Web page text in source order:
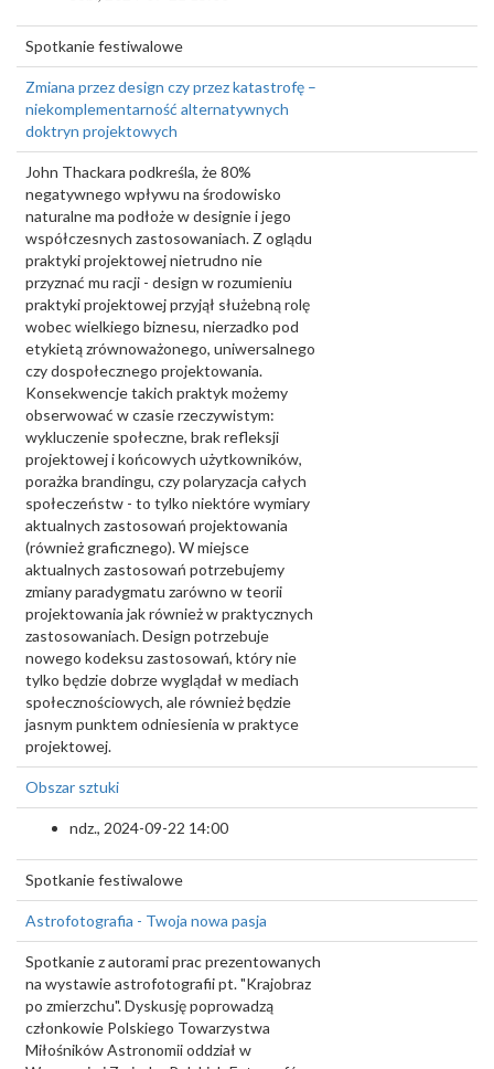
Spotkanie festiwalowe
Zmiana przez design czy przez katastrofę –
niekomplementarność alternatywnych
doktryn projektowych
John Thackara podkreśla, że 80%
negatywnego wpływu na środowisko
naturalne ma podłoże w designie i jego
współczesnych zastosowaniach. Z oglądu
praktyki projektowej nietrudno nie
przyznać mu racji - design w rozumieniu
praktyki projektowej przyjął służebną rolę
wobec wielkiego biznesu, nierzadko pod
etykietą zrównoważonego, uniwersalnego
czy dospołecznego projektowania.
Konsekwencje takich praktyk możemy
obserwować w czasie rzeczywistym:
wykluczenie społeczne, brak refleksji
projektowej i końcowych użytkowników,
porażka brandingu, czy polaryzacja całych
społeczeństw - to tylko niektóre wymiary
aktualnych zastosowań projektowania
(również graficznego). W miejsce
aktualnych zastosowań potrzebujemy
zmiany paradygmatu zarówno w teorii
projektowania jak również w praktycznych
zastosowaniach. Design potrzebuje
nowego kodeksu zastosowań, który nie
tylko będzie dobrze wyglądał w mediach
społecznościowych, ale również będzie
jasnym punktem odniesienia w praktyce
projektowej.
Obszar sztuki
ndz., 2024-09-22 14:00
Spotkanie festiwalowe
Astrofotografia - Twoja nowa pasja
Spotkanie z autorami prac prezentowanych
na wystawie astrofotografii pt. "Krajobraz
po zmierzchu". Dyskusję poprowadzą
członkowie Polskiego Towarzystwa
Miłośników Astronomii oddział w